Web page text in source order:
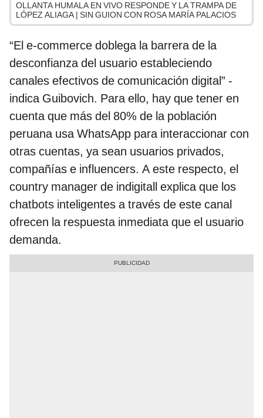
OLLANTA HUMALA EN VIVO RESPONDE Y LA TRAMPA DE
LÓPEZ ALIAGA | SIN GUION CON ROSA MARÍA PALACIOS
“El e-commerce doblega la barrera de la
desconfianza del usuario estableciendo
canales efectivos de comunicación digital” -
indica Guibovich. Para ello, hay que tener en
cuenta que más del 80% de la población
peruana usa WhatsApp para interaccionar con
otras cuentas, ya sean usuarios privados,
compañías e influencers. A este respecto, el
country manager de indigitall explica que los
chatbots inteligentes a través de este canal
ofrecen la respuesta inmediata que el usuario
demanda.